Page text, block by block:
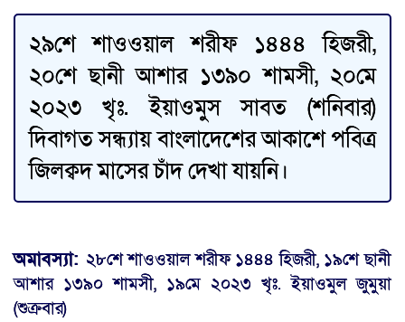
২৯শে শাওওয়াল শরীফ ১৪৪৪ হিজরী,
২০শে ছানী আশার ১৩৯০ শামসী, ২০মে
২০২৩ খৃঃ. ইয়াওমুস সাবত (শনিবার)
দিবাগত সন্ধ্যায় বাংলাদেশের আকাশে পবিত্র
জিলক্বদ মাসের চাঁদ দেখা যায়নি।
অমাবস্যা: ২৮শে শাওওয়াল শরীফ ১৪৪৪ হিজরী, ১৯শে ছানী
আশার ১৩৯০ শামসী, ১৯মে ২০২৩ খৃঃ. ইয়াওমুল জুমুয়া
(শুক্রবার)